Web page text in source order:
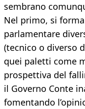
sembrano
Nel primo, si
parlamentare
(tecnico o diverso
quei paletti come
prospettiva del
il Governo Conte
fomentando